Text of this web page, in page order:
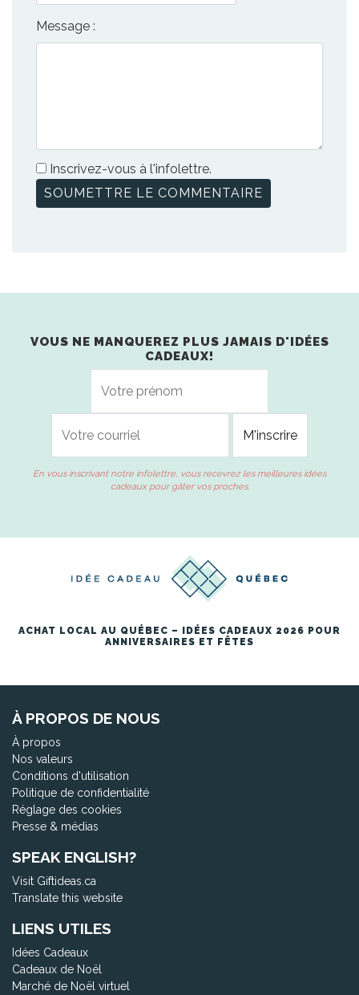
Message :
Inscrivez-vous à l'infolettre.
VOUS NE MANQUEREZ PLUS JAMAIS D'IDÉES
CADEAUX!
En vous inscrivant notre infolettre, vous recevrez les meilleures idées
cadeaux pour gâter vos proches.
ACHAT LOCAL AU QUÉBEC – IDÉES CADEAUX 2026 POUR
ANNIVERSAIRES ET FÊTES
À PROPOS DE NOUS
À propos
Nos valeurs
Conditions d'utilisation
Politique de confidentialité
Réglage des cookies
Presse & médias
SPEAK ENGLISH?
Visit Giftideas.ca
Translate this website
LIENS UTILES
Idées Cadeaux
Cadeaux de Noël
Marché de Noël virtuel